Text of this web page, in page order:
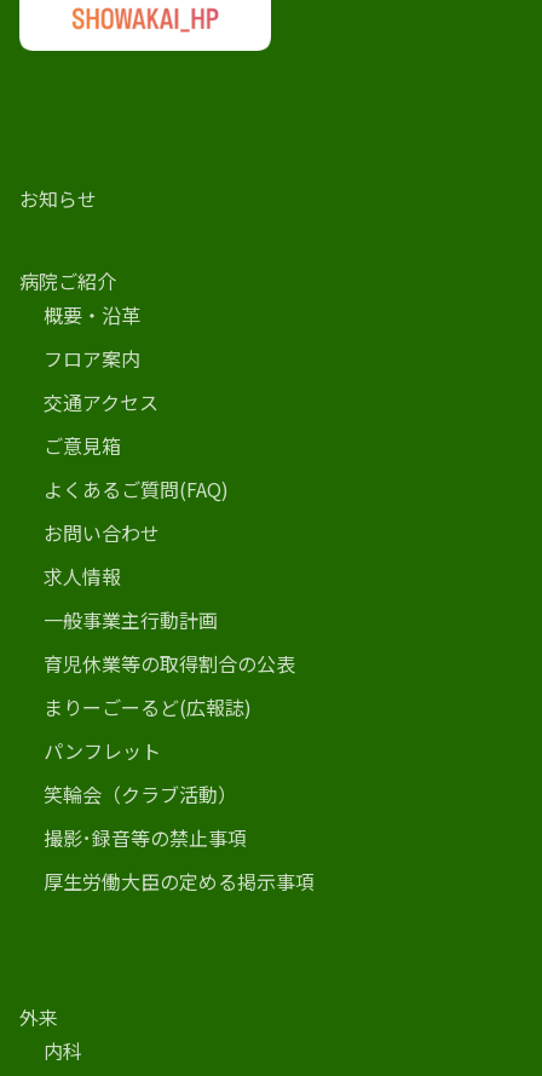
お知らせ
病院ご紹介
概要・沿革
フロア案内
交通アクセス
ご意見箱
よくあるご質問(FAQ)
お問い合わせ
求人情報
一般事業主行動計画
育児休業等の取得割合の公表
まりーごーるど(広報誌)
パンフレット
笑輪会（クラブ活動）
撮影･録音等の禁止事項
厚生労働大臣の定める掲示事項
外来
内科